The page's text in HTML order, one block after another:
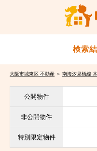
検索
大阪市城東区 不動産 ＞ 南海汐見橋線
公開物件
非公開物件
特別限定物件